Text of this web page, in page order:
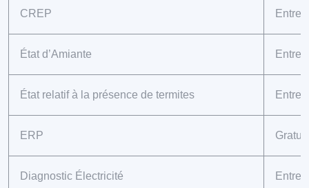
CREP Entre
État d’Amiante Entre
État relatif à la présence de termites Entre
ERP
Diagnostic Électricité Entre